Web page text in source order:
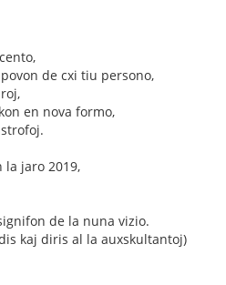
de cxi tiu persono,
en nova formo,
la jaro 2019,
de la nuna vizio.
kaj diris al la auxskultantoj)